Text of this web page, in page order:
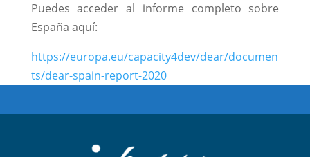
Puedes acceder al informe completo sobre
España aquí:
https://europa.eu/capacity4dev/dear/documen
ts/dear-spain-report-2020